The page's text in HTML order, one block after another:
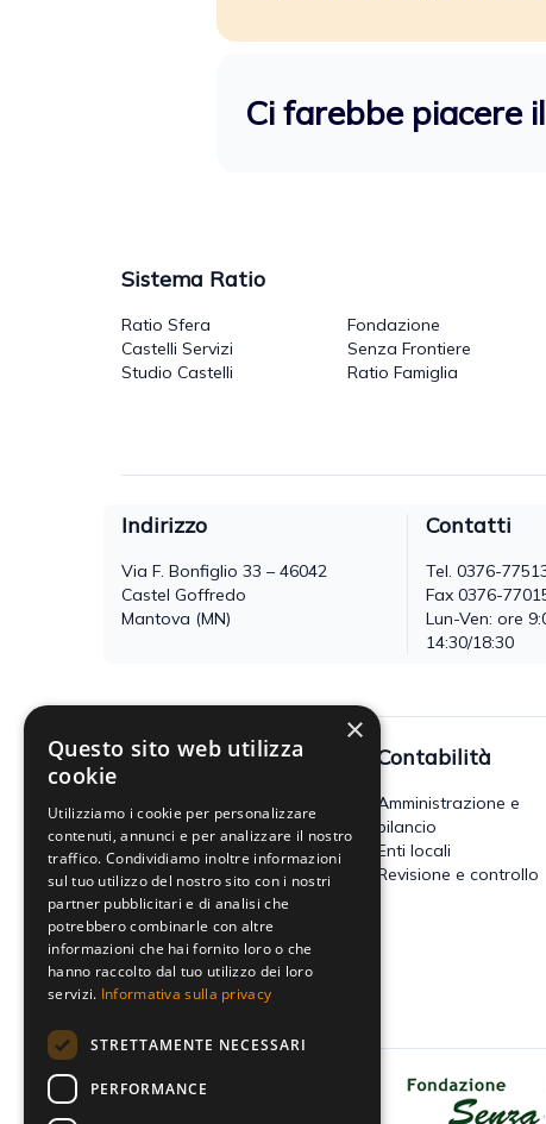
Ci farebbe piacere
Sistema Ratio
Ratio Sfera
Castelli Servizi
Studio Castelli
Fondazione
Senza Frontiere
Ratio Famiglia
Indirizzo
Via F. Bonfiglio 33 – 46042
Castel Goffredo
Mantova (MN)
Contatti
Tel.0376-
Fax 0376-
Lun-Ven: ore
14:30/18:30
Fisco
Accertamento, riscossione e
contenzioso
Imposte dirette
Altre imposte indirette e altri
tributi
Tributi locali
IVA
Contabilità
Amministrazione e
bilancio
Enti locali
Revisione e controllo
Dona il tuo 5x1000 a Fondazione
×
Questo sito web utilizza
cookie
Utilizziamo i cookie per personalizzare
contenuti, annunci e per analizzare il nostro
traffico. Condividiamo inoltre informazioni
sul tuo utilizzo del nostro sito con i nostri
partner pubblicitari e di analisi che
potrebbero combinarle con altre
informazioni che hai fornito loro o che
hanno raccolto dal tuo utilizzo dei loro
servizi. Informativa sulla privacy
STRETTAMENTE NECESSARI
PERFORMANCE